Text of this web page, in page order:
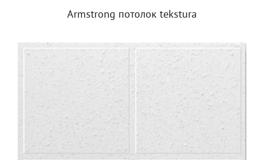
Armstrong потолок tekstura